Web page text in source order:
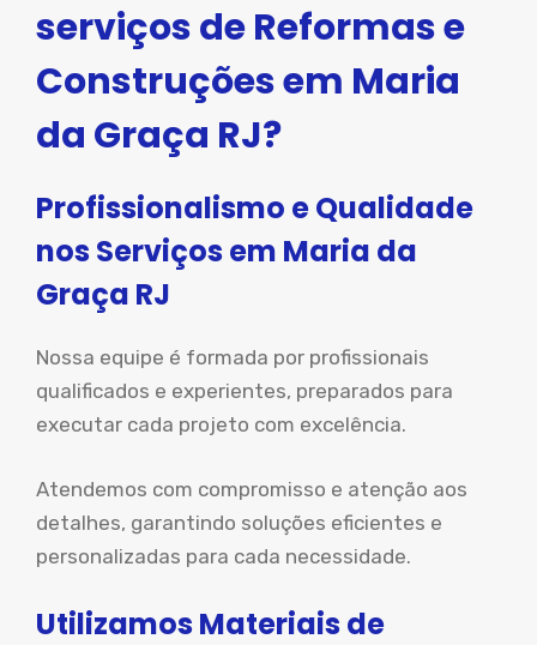
serviços de Reformas e
Construções em Maria
da Graça RJ?
Profissionalismo e Qualidade
nos Serviços em Maria da
Graça RJ
Nossa equipe é formada por profissionais
qualificados e experientes, preparados para
executar cada projeto com excelência.
Atendemos com compromisso e atenção aos
detalhes, garantindo soluções eficientes e
personalizadas para cada necessidade.
Utilizamos Materiais de